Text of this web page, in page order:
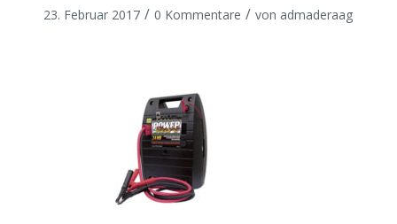
23. Februar 2017 / 0 Kommentare / von admaderaag